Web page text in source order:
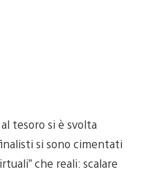
tesoro si è svolta
si sono cimentati
che reali: scalare